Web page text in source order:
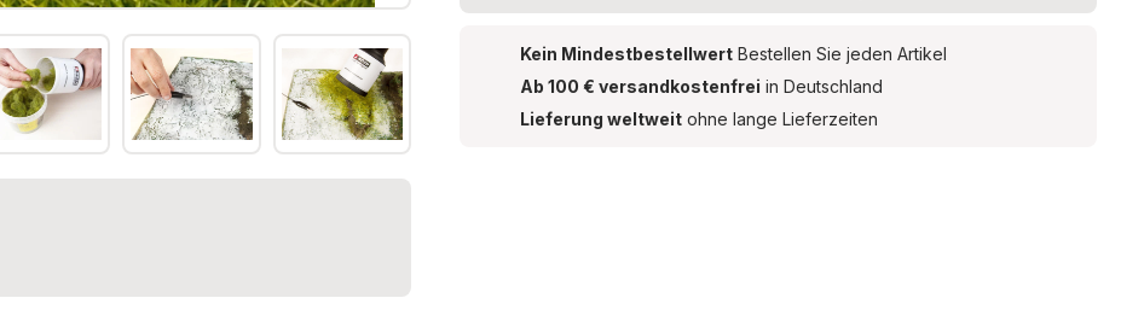
Kein Mindestbestellwert Bestellen Sie jeden Artikel
Ab 100 € versandkostenfrei in Deutschland
Lieferung weltweit ohne lange Lieferzeiten